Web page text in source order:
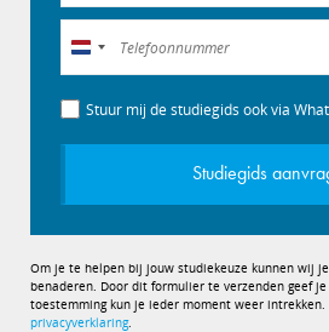
Nederland
+31
Stuur mij de studiegids ook via
Studiegids
Om je te helpen bij jouw studiekeuze kunnen wij
benaderen. Door dit formulier te verzenden geef
toestemming kun je ieder moment weer intrekken.
privacyverklaring.